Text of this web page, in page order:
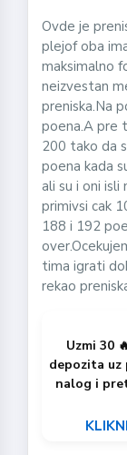
Ovde je
plejof oba
maksimalno
neizvestan
preniska.Na
poena.A pre
200 tako da
poena kada
ali su i oni
primivsi cak
188 i 192
tima igrati
rekao
Uzmi 30
depozita uz
nalog i